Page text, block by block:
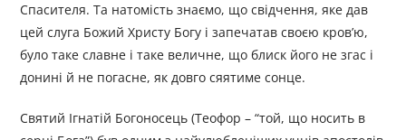
Спасителя. Та натомість знаємо, що свідчення, яке дав
цей слуга Божий Христу Богу і запечатав своєю кров’ю,
було таке славне і таке величне, що блиск його не згас і
донині й не погасне, як довго сяятиме сонце.
Святий Ігнатій Богоносець (Теофор – “той, що носить в